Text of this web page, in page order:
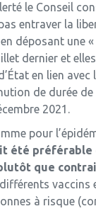
le Conseil
entraver la
déposant une
dernier et
en lien avec
de durée
2021.
pour
été préférable
que
vaccins
à risque